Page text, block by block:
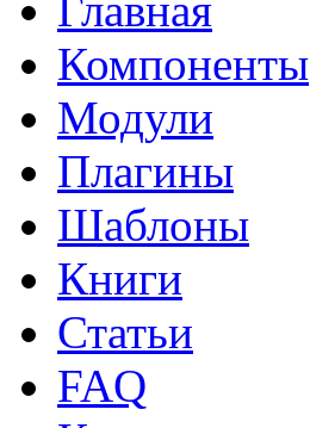
Компоненты
Модули
Плагины
Шаблоны
Книги
Статьи
FAQ